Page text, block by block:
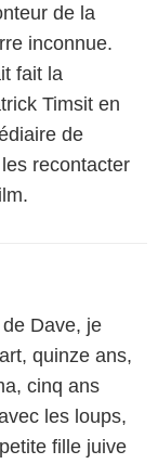
de la
inconnue.
fait la
Timsit en
de
recontacter
Dave, je
quinze ans,
cinq ans
les loups,
fille juive